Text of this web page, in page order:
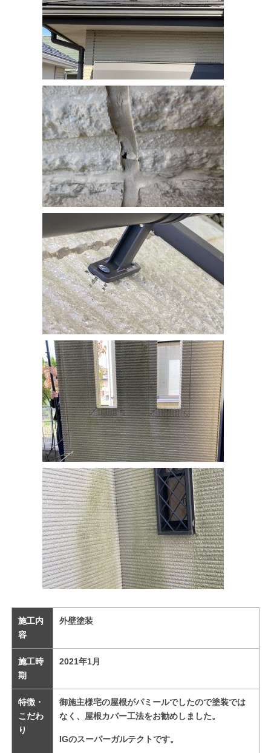
施工内
容
外壁塗装
施工時
期
2021年1月
特徴・
こだわ
り
御施主様宅の屋根がパミールでしたので塗装では
なく、屋根カバー工法をお勧めしました。
IGのスーパーガルテクトです。